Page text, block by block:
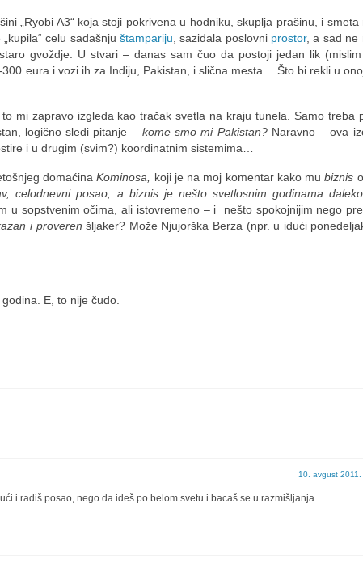
„Ryobi A3“ koja stoji pokrivena u hodniku, skuplja prašinu, i smeta
„kupila“ celu sadašnjuštampariju , sazidala poslovni prostor, a sad ne
gvoždje. U stvari – danas sam čuo da postoji jedan lik
eura i vozi ih za Indiju, Pakistan, i slična mesta… Što bi rekli u
mi zapravo izgleda kao tračak svetla na kraju tunela. Samo treba
logično sledi pitanje – kome smo mi Pakistan? Naravno – ova
i u drugim (svim?) koordinatnim sistemima…
domaćina Kominosa, koji je na moj komentar kako mubiznis
celodnevni posao, a biznis je nešto svetlosnim godinama
u sopstvenim očima, ali istovremeno – i nešto spokojnijim nego
i proveren šljaker? Može Njujorška Berza (npr. u idući
E, to nije čudo.
10. avgust 2011.
i radiš posao, nego da ideš po belom svetu i bacaš se u razmišljanja.